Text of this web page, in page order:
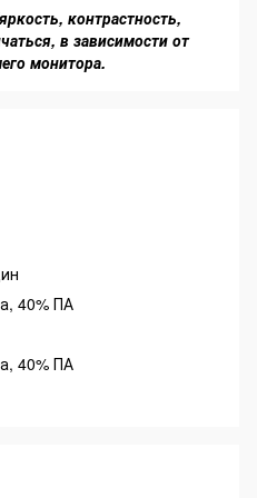
контрастность,
в зависимости от
монитора.
40% ПА
40% ПА